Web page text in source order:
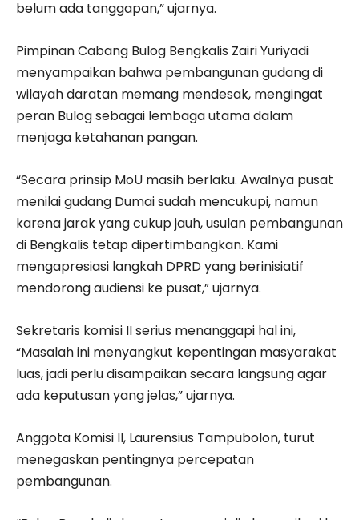
belum ada tanggapan,” ujarnya.
Pimpinan Cabang Bulog Bengkalis Zairi Yuriyadi
menyampaikan bahwa pembangunan gudang di
wilayah daratan memang mendesak, mengingat
peran Bulog sebagai lembaga utama dalam
menjaga ketahanan pangan.
“Secara prinsip MoU masih berlaku. Awalnya pusat
menilai gudang Dumai sudah mencukupi, namun
karena jarak yang cukup jauh, usulan pembangunan
di Bengkalis tetap dipertimbangkan. Kami
mengapresiasi langkah DPRD yang berinisiatif
mendorong audiensi ke pusat,” ujarnya.
Sekretaris komisi II serius menanggapi hal ini,
“Masalah ini menyangkut kepentingan masyarakat
luas, jadi perlu disampaikan secara langsung agar
ada keputusan yang jelas,” ujarnya.
Anggota Komisi II, Laurensius Tampubolon, turut
menegaskan pentingnya percepatan
pembangunan.